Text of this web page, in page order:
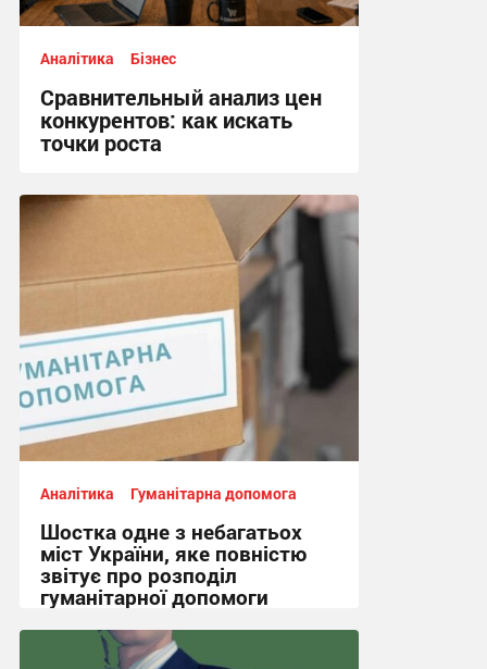
Аналітика Бізнес
Сравнительный анализ цен
конкурентов: как искать
точки роста
12:51, 1.06.2026
Аналітика Гуманітарна допомога
Шостка одне з небагатьох
міст України, яке повністю
звітує про розподіл
гуманітарної допомоги
11:39, 31.07.2025